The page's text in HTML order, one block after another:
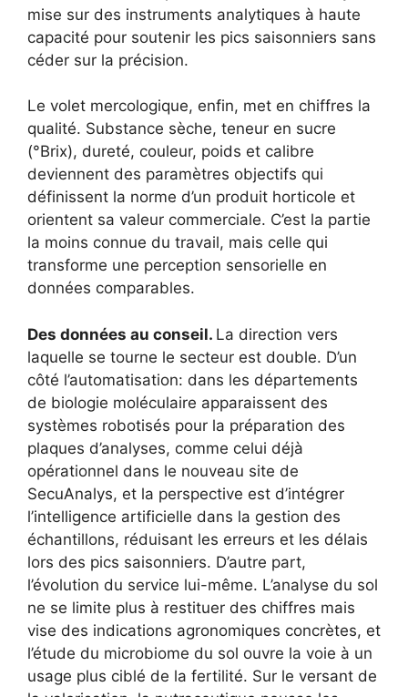
mise sur des instruments analytiques à haute
capacité pour soutenir les pics saisonniers sans
céder sur la précision.
Le volet mercologique, enfin, met en chiffres la
qualité. Substance sèche, teneur en sucre
(°Brix), dureté, couleur, poids et calibre
deviennent des paramètres objectifs qui
définissent la norme d’un produit horticole et
orientent sa valeur commerciale. C’est la partie
la moins connue du travail, mais celle qui
transforme une perception sensorielle en
données comparables.
Des données au conseil. La direction vers
laquelle se tourne le secteur est double. D’un
côté l’automatisation: dans les départements
de biologie moléculaire apparaissent des
systèmes robotisés pour la préparation des
plaques d’analyses, comme celui déjà
opérationnel dans le nouveau site de
SecuAnalys, et la perspective est d’intégrer
l’intelligence artificielle dans la gestion des
échantillons, réduisant les erreurs et les délais
lors des pics saisonniers. D’autre part,
l’évolution du service lui-même. L’analyse du sol
ne se limite plus à restituer des chiffres mais
vise des indications agronomiques concrètes, et
l’étude du microbiome du sol ouvre la voie à un
usage plus ciblé de la fertilité. Sur le versant de